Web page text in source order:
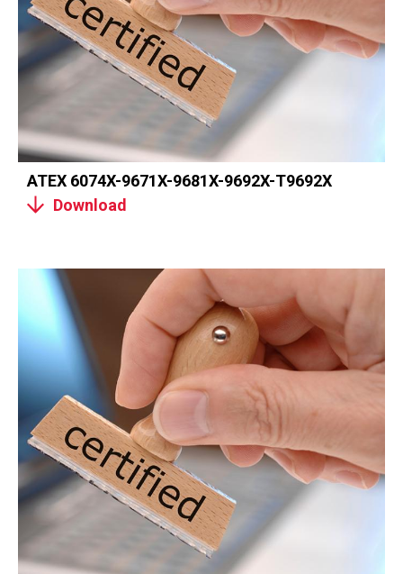
ATEX 6074X-9671X-9681X-9692X-T9692X
Download